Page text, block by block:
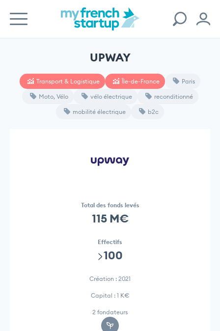
UPWAY
Transport & Logistique Île-de-France Paris
Moto, Vélo vélo électrique reconditionné
mobilité électrique b2c
Total des fonds levés
115 M€
Effectifs
>100
Création : 2021
Capital : 1 K€
2 fondateurs